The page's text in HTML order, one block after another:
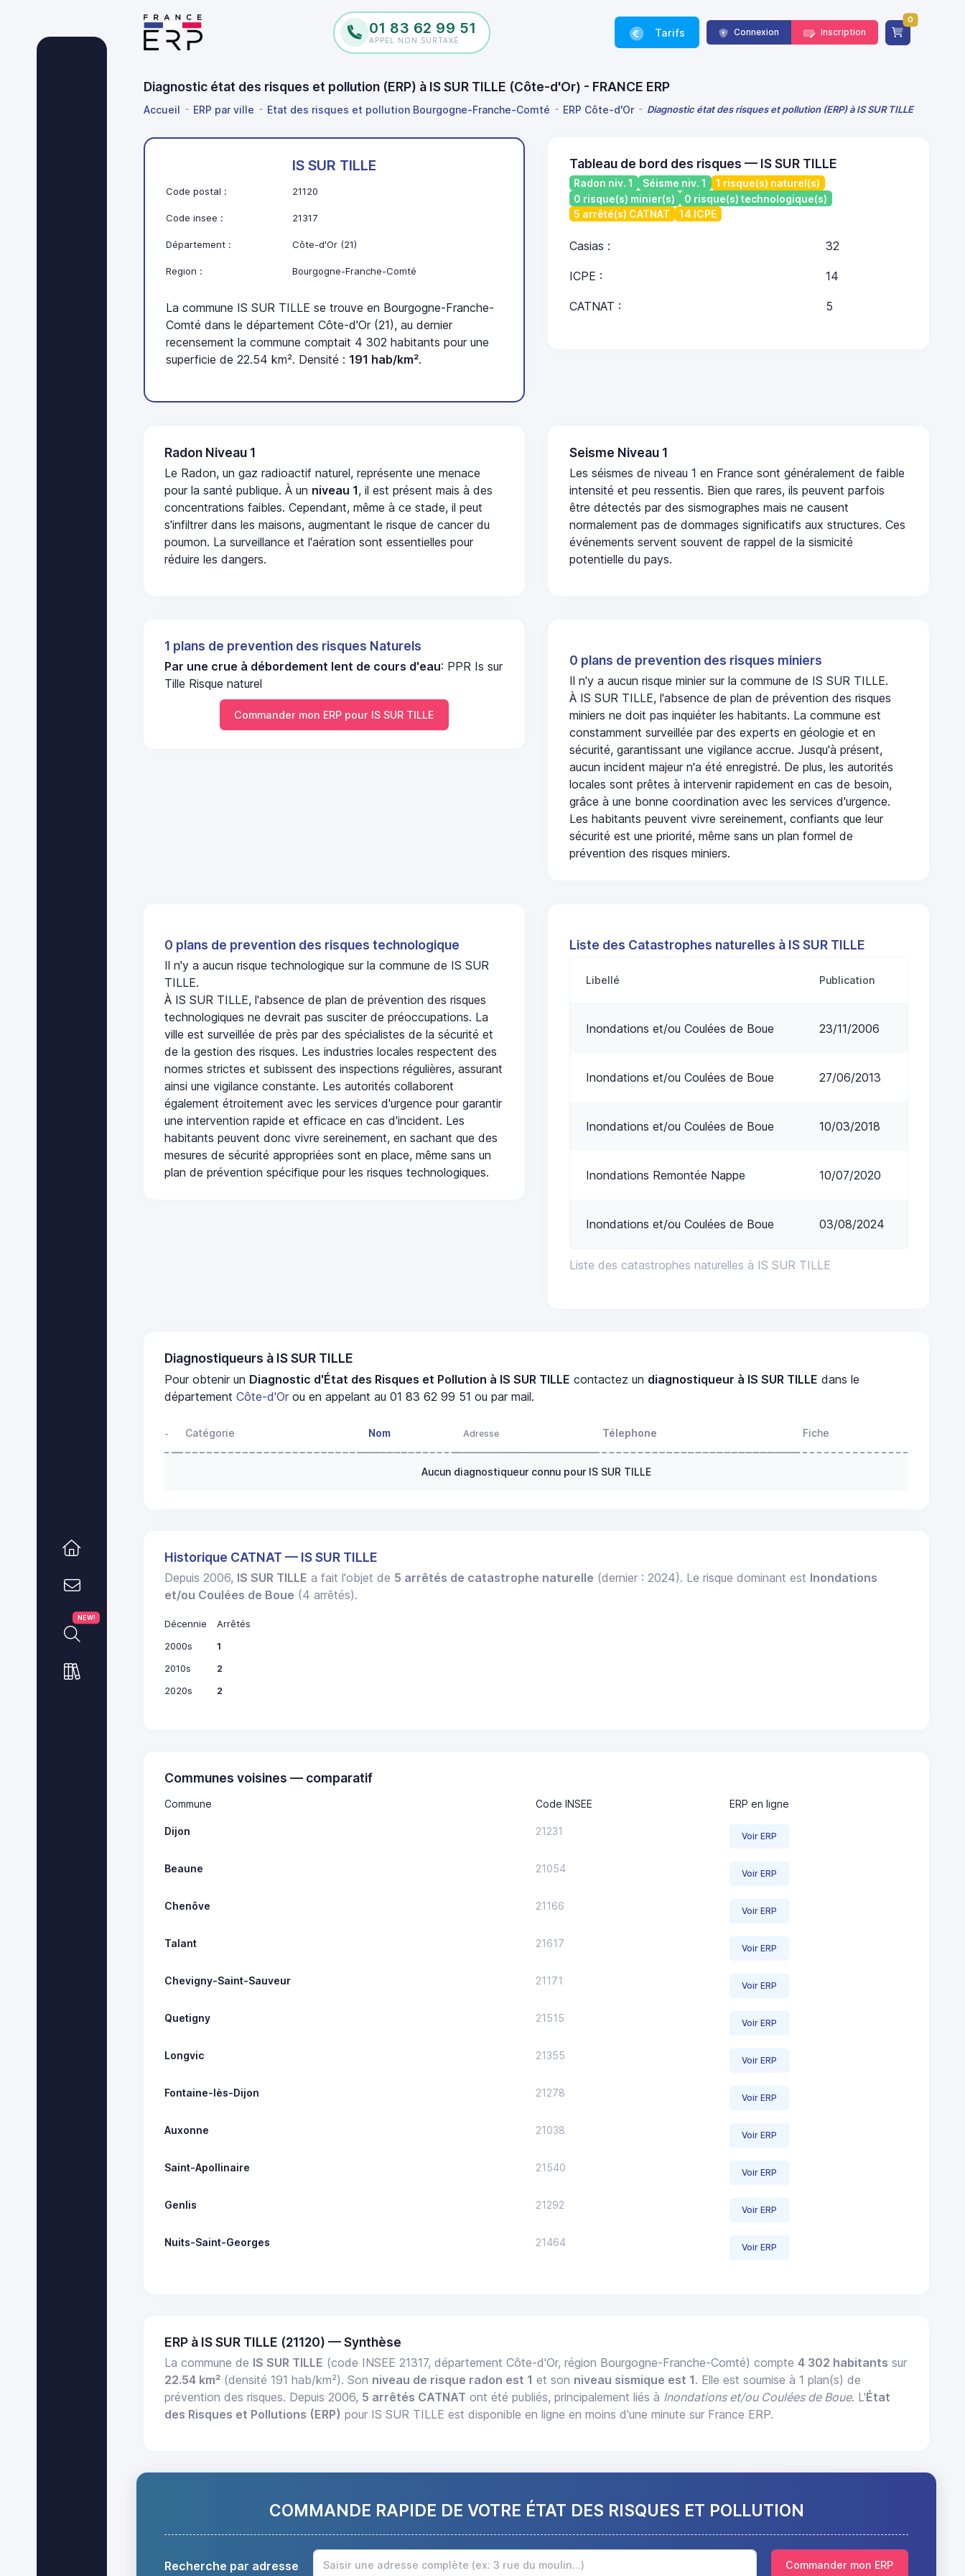
01 83 62 99 51
APPEL NON SURTAXÉ
Tarifs Connexion Inscription
0
Diagnostic état des risques et pollution (ERP) à IS SUR TILLE (Côte-d'Or) - FRANCE ERP
Accueil ERP par ville Etat des risques et pollution Bourgogne-Franche-Comté ERP Côte-d'Or Diagnostic état des risques et pollution (ERP) à IS SUR TILLE
NEW!
IS SUR TILLE
Code postal : 21120
Code insee : 21317
Département : Côte-d'Or (21)
Region : Bourgogne-Franche-Comté
La commune IS SUR TILLE se trouve en Bourgogne-Franche-
Comté dans le département Côte-d'Or (21), au dernier
recensement la commune comptait 4 302 habitants pour une
superficie de 22.54 km². Densité : 191 hab/km².
Tableau de bord des risques — IS SUR TILLE
Radon niv. 1 Séisme niv. 1
1 risque(s) naturel(s)
0 risque(s) minier(s)
0 risque(s) technologique(s)
5 arrêté(s) CATNAT
14 ICPE
Casias : 32
ICPE : 14
CATNAT : 5
Radon Niveau 1
Le Radon, un gaz radioactif naturel, représente une menace
pour la santé publique. À un niveau 1, il est présent mais à des
concentrations faibles. Cependant, même à ce stade, il peut
s'infiltrer dans les maisons, augmentant le risque de cancer du
poumon. La surveillance et l'aération sont essentielles pour
réduire les dangers.
Seisme Niveau 1
Les séismes de niveau 1 en France sont généralement de faible
intensité et peu ressentis. Bien que rares, ils peuvent parfois
être détectés par des sismographes mais ne causent
normalement pas de dommages significatifs aux structures. Ces
événements servent souvent de rappel de la sismicité
potentielle du pays.
1 plans de prevention des risques Naturels
Par une crue à débordement lent de cours d'eau: PPR Is sur
Tille Risque naturel
Commander mon ERP pour IS SUR TILLE
0 plans de prevention des risques miniers
Il n'y a aucun risque minier sur la commune de IS SUR TILLE.
À IS SUR TILLE, l'absence de plan de prévention des risques
miniers ne doit pas inquiéter les habitants. La commune est
constamment surveillée par des experts en géologie et en
sécurité, garantissant une vigilance accrue. Jusqu'à présent,
aucun incident majeur n'a été enregistré. De plus, les autorités
locales sont prêtes à intervenir rapidement en cas de besoin,
grâce à une bonne coordination avec les services d'urgence.
Les habitants peuvent vivre sereinement, confiants que leur
sécurité est une priorité, même sans un plan formel de
prévention des risques miniers.
0 plans de prevention des risques technologique
Il n'y a aucun risque technologique sur la commune de IS SUR
TILLE.
À IS SUR TILLE, l'absence de plan de prévention des risques
technologiques ne devrait pas susciter de préoccupations. La
ville est surveillée de près par des spécialistes de la sécurité et
de la gestion des risques. Les industries locales respectent des
normes strictes et subissent des inspections régulières, assurant
ainsi une vigilance constante. Les autorités collaborent
également étroitement avec les services d'urgence pour garantir
une intervention rapide et efficace en cas d'incident. Les
habitants peuvent donc vivre sereinement, en sachant que des
mesures de sécurité appropriées sont en place, même sans un
plan de prévention spécifique pour les risques technologiques.
Liste des Catastrophes naturelles à IS SUR TILLE
Liste des catastrophes naturelles à IS SUR TILLE
Libellé Publication
Inondations et/ou Coulées de Boue 23/11/2006
Inondations et/ou Coulées de Boue 27/06/2013
Inondations et/ou Coulées de Boue 10/03/2018
Inondations Remontée Nappe 10/07/2020
Inondations et/ou Coulées de Boue 03/08/2024
Diagnostiqueurs à IS SUR TILLE
Pour obtenir un Diagnostic d'État des Risques et Pollution à IS SUR TILLE contactez un diagnostiqueur à IS SUR TILLE dans le
départementCôte-d'Or ou en appelant au 01 83 62 99 51 ou par mail.
- Catégorie Nom Adresse Télephone Fiche
Aucun diagnostiqueur connu pour IS SUR TILLE
Historique CATNAT — IS SUR TILLE
Depuis 2006, IS SUR TILLE a fait l'objet de 5 arrêtés de catastrophe naturelle (dernier : 2024). Le risque dominant est Inondations
et/ou Coulées de Boue (4 arrêtés).
Décennie
Arrêtés
2000s
1
2010s
2
2020s
2
Communes voisines — comparatif
Commune Code INSEE ERP en ligne
Dijon 21231 Voir ERP
Beaune 21054 Voir ERP
Chenôve 21166 Voir ERP
Talant 21617 Voir ERP
Chevigny-Saint-Sauveur 21171 Voir ERP
Quetigny 21515 Voir ERP
Longvic 21355 Voir ERP
Fontaine-lès-Dijon 21278 Voir ERP
Auxonne 21038 Voir ERP
Saint-Apollinaire 21540 Voir ERP
Genlis 21292 Voir ERP
Nuits-Saint-Georges 21464 Voir ERP
ERP à IS SUR TILLE (21120) — Synthèse
La commune de IS SUR TILLE (code INSEE 21317, département Côte-d'Or, région Bourgogne-Franche-Comté) compte4 302 habitants sur
22.54 km² (densité 191 hab/km²). Son niveau de risque radon est 1 et son niveau sismique est 1. Elle est soumise à 1 plan(s) de
prévention des risques. Depuis 2006, 5 arrêtés CATNAT ont été publiés, principalement liés à Inondations et/ou Coulées de Boue. L'État
des Risques et Pollutions (ERP) pour IS SUR TILLE est disponible en ligne en moins d'une minute sur France ERP.
COMMANDE RAPIDE DE VOTRE ÉTAT DES RISQUES ET POLLUTION
Recherche par adresse Commander mon ERP